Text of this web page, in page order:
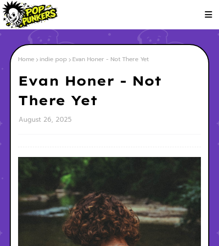
Home indie pop Evan Honer - Not There Yet
Evan Honer - Not
There Yet
August 26, 2025